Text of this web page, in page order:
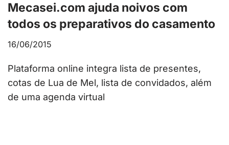
Mecasei.com ajuda noivos com
todos os preparativos do casamento
16/06/2015
Plataforma online integra lista de presentes,
cotas de Lua de Mel, lista de convidados, além
de uma agenda virtual